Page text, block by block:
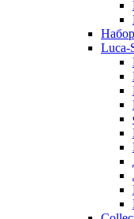
Luca-